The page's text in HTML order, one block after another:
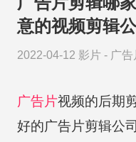
意的视频剪辑
2022-04-12 影片 - 广告
广告片视频的后期
好的广告片剪辑公